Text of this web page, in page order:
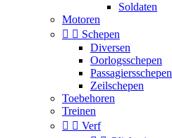
Soldaten
Motoren
  Schepen
Diversen
Oorlogsschepen
Passagiersschepen
Zeilschepen
Toebehoren
Treinen
  Verf